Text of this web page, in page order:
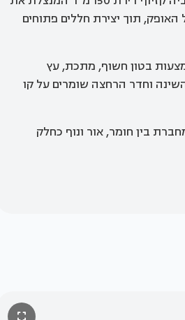
האופק, תוך יצירת חללים פתוחים
בטון חשוף, מתכת, עץ
וחדר הרחצה שומרים על קו
בין חומר, אור ונוף כחלק